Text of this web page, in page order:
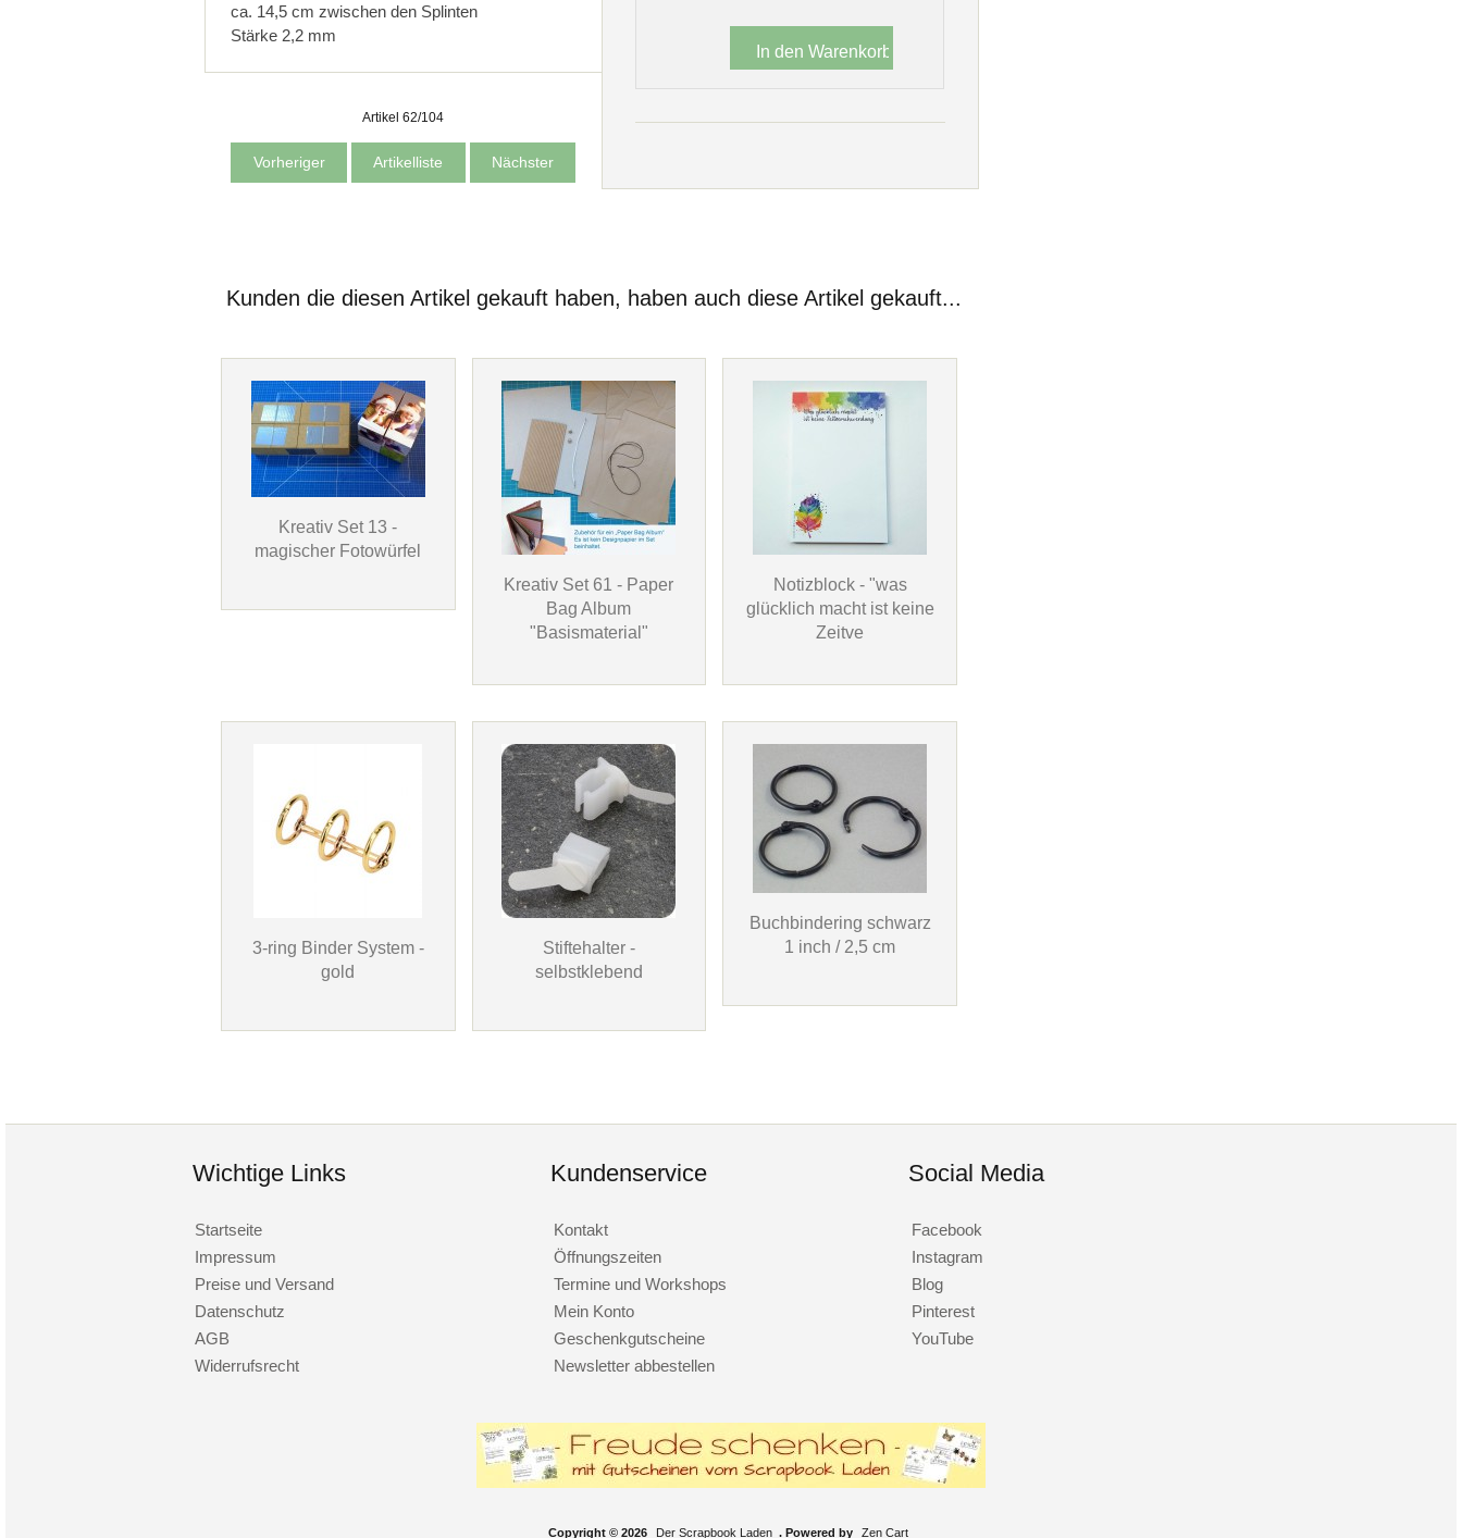
ca. 14,5 cm zwischen den Splinten
Stärke 2,2 mm
Artikel 62/104
Vorheriger Artikelliste Nächster
Kunden die diesen Artikel gekauft haben, haben auch diese Artikel gekauft...
Kreativ Set 13 -
magischer Fotowürfel
Kreativ Set 61 - Paper
Bag Album
"Basismaterial"
Notizblock - "was
glücklich macht ist keine
Zeitve
3-ring Binder System -
gold
Stiftehalter -
selbstklebend
Buchbindering schwarz
1 inch / 2,5 cm
Wichtige Links
Startseite
Impressum
Preise und Versand
Datenschutz
AGB
Widerrufsrecht
Kundenservice
Kontakt
Öffnungszeiten
Termine und Workshops
Mein Konto
Geschenkgutscheine
Newsletter abbestellen
Social Media
Facebook
Instagram
Blog
Pinterest
YouTube
Copyright © 2026 Der Scrapbook Laden . Powered by Zen Cart